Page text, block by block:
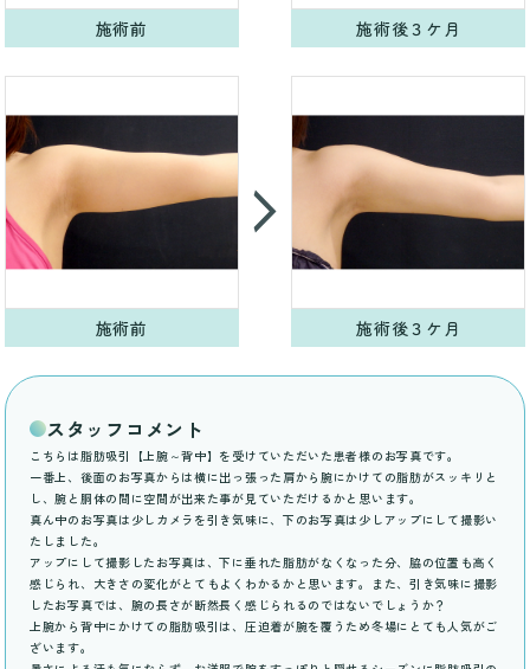
施術前 施術後３ケ月
施術前 施術後３ケ月
スタッフコメント
こちらは脂肪吸引【上腕～背中】を受けていただいた患者様のお写真です。
一番上、後面のお写真からは横に出っ張った肩から腕にかけての脂肪がスッキリと
し、腕と胴体の間に空間が出来た事が見ていただけるかと思います。
真ん中のお写真は少しカメラを引き気味に、下のお写真は少しアップにして撮影い
たしました。
アップにして撮影したお写真は、下に垂れた脂肪がなくなった分、脇の位置も高く
感じられ、大きさの変化がとてもよくわかるかと思います。また、引き気味に撮影
したお写真では、腕の長さが断然長く感じられるのではないでしょうか？
上腕から背中にかけての脂肪吸引は、圧迫着が腕を覆うため冬場にとても人気がご
ざいます。